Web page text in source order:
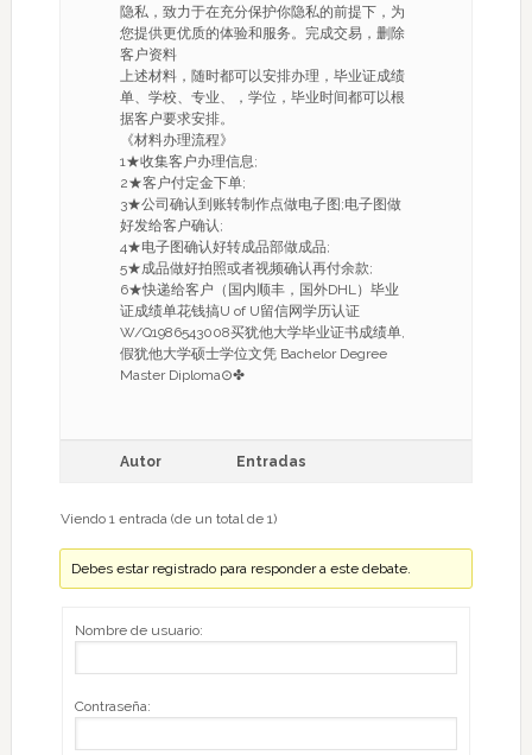
隐私，致力于在充分保护你隐私的前提下，为
您提供更优质的体验和服务。完成交易，删除
客户资料
上述材料，随时都可以安排办理，毕业证成绩
单、学校、专业、，学位，毕业时间都可以根
据客户要求安排。
《材料办理流程》
1★收集客户办理信息;
2★客户付定金下单;
3★公司确认到账转制作点做电子图;电子图做
好发给客户确认;
4★电子图确认好转成品部做成品;
5★成品做好拍照或者视频确认再付余款;
6★快递给客户（国内顺丰，国外DHL）毕业
证成绩单花钱搞U of U留信网学历认证
W/Q1986543008买犹他大学毕业证书成绩单,
假犹他大学硕士学位文凭 Bachelor Degree
Master Diploma⊙✤
Autor Entradas
Viendo 1 entrada (de un total de 1)
Debes estar registrado para responder a este debate.
Nombre de usuario:
Contraseña: